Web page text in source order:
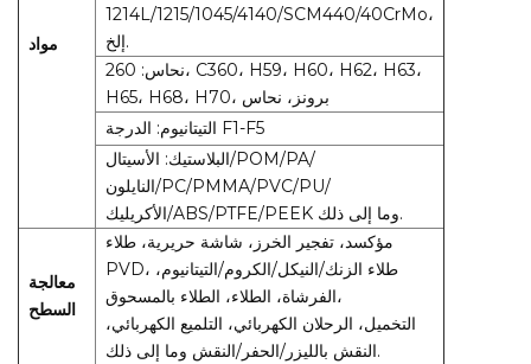
مواد
1214L/1215/1045/4140/SCM440/40CrMo،
إلخ.
نحاس: 260، C360، H59، H60، H62، H63،
H65، H68، H70، برونز، نحاس
التيتانيوم: الدرجة F1-F5
البلاستيك: الأسيتال/POM/PA/
النايلون/PC/PMMA/PVC/PU/
الأكريليك/ABS/PTFE/PEEK وما إلى ذلك.
معالجة
السطح
مؤكسد، تفجير الخرز، شاشة حريرية، طلاء
PVD، طلاء الزنك/النيكل/الكروم/التيتانيوم،
الفرشاة، الطلاء، الطلاء بالمسحوق،
التخميل، الرحلان الكهربائي، التلميع الكهربائي،
النقش بالليزر/الحفر/النقش وما إلى ذلك.